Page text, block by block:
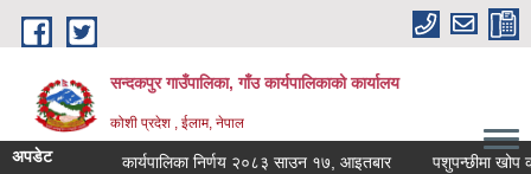
Skip to main content
सन्दकपुर गाउँपालिका, गाँउ कार्यपालिकाको कार्यालय
कोशी प्रदेश , ईलाम, नेपाल
अपडेट कार्यपालिका निर्णय २०८३ साउन १७, आइतबार पशुपन्छीमा खोप